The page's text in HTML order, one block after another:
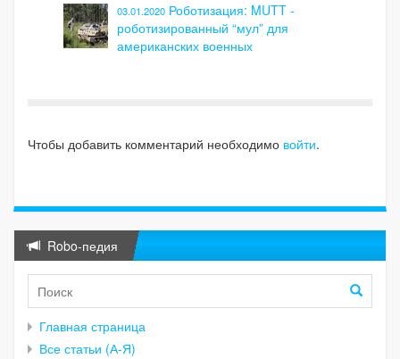
03.01.2020 Роботизация: MUTT -
роботизированный “мул” для
американских военных
Чтобы добавить комментарий необходимо войти.
Robo-педия
Главная страница
Все статьи (А-Я)